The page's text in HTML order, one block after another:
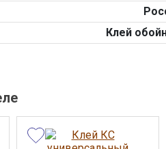
Клей